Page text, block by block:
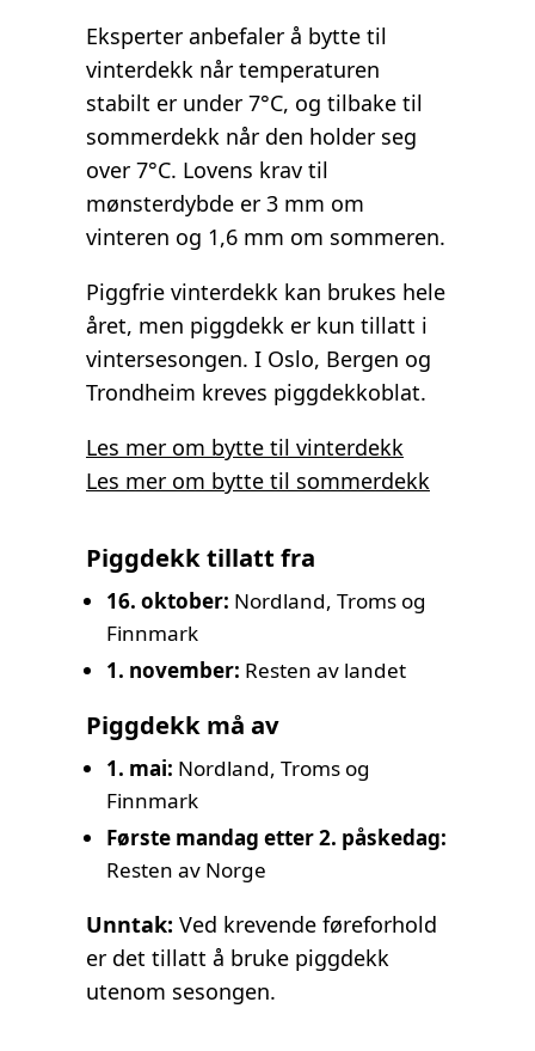
Eksperter anbefaler å bytte til
vinterdekk når temperaturen
stabilt er under 7°C, og tilbake til
sommerdekk når den holder seg
over 7°C. Lovens krav til
mønsterdybde er 3 mm om
vinteren og 1,6 mm om sommeren.
Piggfrie vinterdekk kan brukes hele
året, men piggdekk er kun tillatt i
vintersesongen. I Oslo, Bergen og
Trondheim kreves piggdekkoblat.
Les mer om bytte til vinterdekk
Les mer om bytte til sommerdekk
Piggdekk tillatt fra
16. oktober: Nordland, Troms og
Finnmark
1. november: Resten av landet
Piggdekk må av
1. mai: Nordland, Troms og
Finnmark
Første mandag etter 2. påskedag:
Resten av Norge
Unntak: Ved krevende føreforhold
er det tillatt å bruke piggdekk
utenom sesongen.